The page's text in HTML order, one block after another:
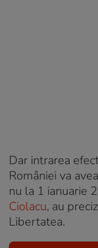
Dar intrarea
României va
nu la 1 ianuarie
Ciolacu, au
Libertatea.